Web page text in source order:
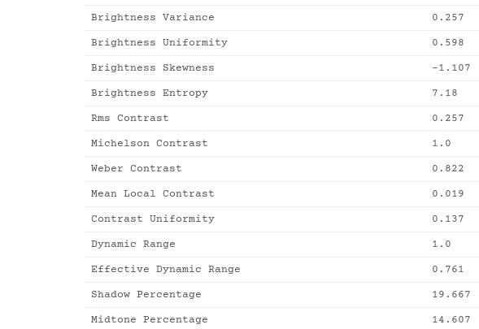
Brightness Variance 0.257
Brightness Uniformity 0.598
Brightness Skewness -1.107
Brightness Entropy 7.18
Rms Contrast 0.257
Michelson Contrast 1.0
Weber Contrast 0.822
Mean Local Contrast 0.019
Contrast Uniformity 0.137
Dynamic Range 1.0
Effective Dynamic Range 0.761
Shadow Percentage 19.667
Midtone Percentage 14.607